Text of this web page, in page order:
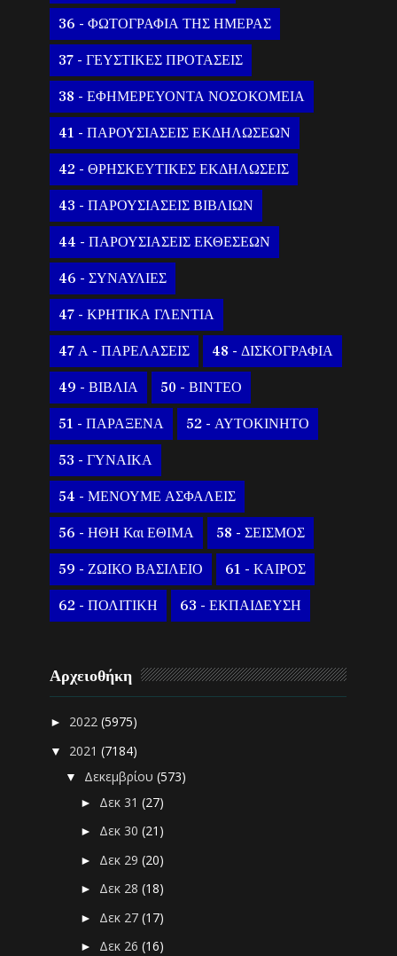
36 - ΦΩΤΟΓΡΑΦΙΑ ΤΗΣ ΗΜΕΡΑΣ
37 - ΓΕΥΣΤΙΚΕΣ ΠΡΟΤΑΣΕΙΣ
38 - ΕΦΗΜΕΡΕΥΟΝΤΑ ΝΟΣΟΚΟΜΕΙΑ
41 - ΠΑΡΟΥΣΙΑΣΕΙΣ ΕΚΔΗΛΩΣΕΩΝ
42 - ΘΡΗΣΚΕΥΤΙΚΕΣ ΕΚΔΗΛΩΣΕΙΣ
43 - ΠΑΡΟΥΣΙΑΣΕΙΣ ΒΙΒΛΙΩΝ
44 - ΠΑΡΟΥΣΙΑΣΕΙΣ ΕΚΘΕΣΕΩΝ
46 - ΣΥΝΑΥΛΙΕΣ
47 - ΚΡΗΤΙΚΑ ΓΛΕΝΤΙΑ
47 Α - ΠΑΡΕΛΑΣΕΙΣ 48 - ΔΙΣΚΟΓΡΑΦΙΑ
49 - ΒΙΒΛΙΑ 50 - ΒΙΝΤΕΟ
51 - ΠΑΡΑΞΕΝΑ 52 - ΑΥΤΟΚΙΝΗΤΟ
53 - ΓΥΝΑΙΚΑ
54 - ΜΕΝΟΥΜΕ ΑΣΦΑΛΕΙΣ
56 - ΗΘΗ Και ΕΘΙΜΑ 58 - ΣΕΙΣΜΟΣ
59 - ΖΩΙΚΟ ΒΑΣΙΛΕΙΟ 61 - ΚΑΙΡΟΣ
62 - ΠΟΛΙΤΙΚΗ 63 - ΕΚΠΑΙΔΕΥΣΗ
Αρχειοθήκη
► 2022(5975)
▼ 2021(7184)
▼ Δεκεμβρίου(573)
► Δεκ 31(27)
► Δεκ 30(21)
► Δεκ 29(20)
► Δεκ 28(18)
► Δεκ 27(17)
► Δεκ 26(16)